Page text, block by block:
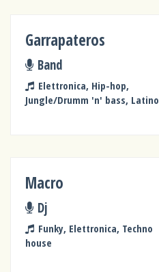
Garrapateros
Band
Elettronica, Hip-hop,
Jungle/Drumm 'n' bass, Latino
Macro
Dj
Funky, Elettronica, Techno
house